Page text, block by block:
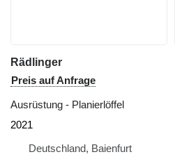
Rädlinger
Preis auf Anfrage
Ausrüstung - Planierlöffel
2021
Deutschland, Baienfurt